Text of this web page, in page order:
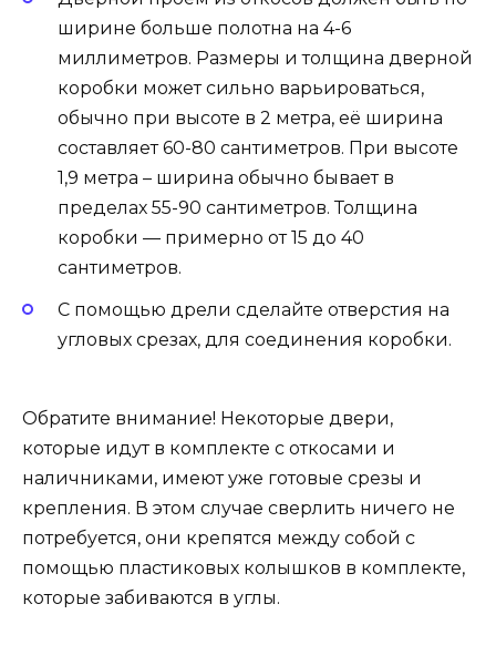
ширине больше полотна на 4-6
миллиметров. Размеры и толщина дверной
коробки может сильно варьироваться,
обычно при высоте в 2 метра, её ширина
составляет 60-80 сантиметров. При высоте
1,9 метра – ширина обычно бывает в
пределах 55-90 сантиметров. Толщина
коробки — примерно от 15 до 40
сантиметров.
С помощью дрели сделайте отверстия на
угловых срезах, для соединения коробки.
Обратите внимание! Некоторые двери,
которые идут в комплекте с откосами и
наличниками, имеют уже готовые срезы и
крепления. В этом случае сверлить ничего не
потребуется, они крепятся между собой с
помощью пластиковых колышков в комплекте,
которые забиваются в углы.